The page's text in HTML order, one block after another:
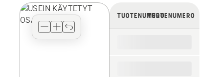
view
type
TUOTENUMEROTUOTENUMERO